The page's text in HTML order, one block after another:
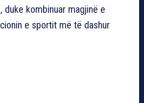
duke kombinuar magjinë e
e sportit më të dashur